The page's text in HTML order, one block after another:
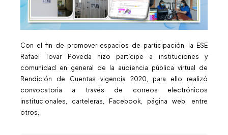
Con el fin de promover espacios de participación, la ESE
Rafael Tovar Poveda hizo partícipe a instituciones y
comunidad en general de la audiencia pública virtual de
Rendición de Cuentas vigencia 2020, para ello realizó
convocatoria a través de correos electrónicos
institucionales, carteleras, Facebook, página web, entre
otros.